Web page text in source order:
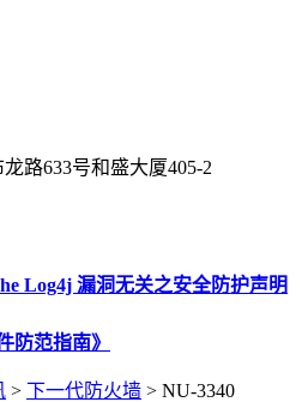
路633号和盛大厦405-2
Log4j 漏洞无关之安全防护声明
防范指南》
> 下一代防火墙 > NU-3340